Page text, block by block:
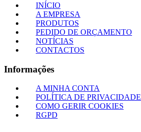
INÍCIO
A EMPRESA
PRODUTOS
PEDIDO DE ORÇAMENTO
NOTÍCIAS
CONTACTOS
Informações
A MINHA CONTA
POLÍTICA DE PRIVACIDADE
COMO GERIR COOKIES
RGPD